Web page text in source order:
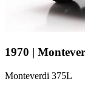
1970 |
Monteverdi 375L